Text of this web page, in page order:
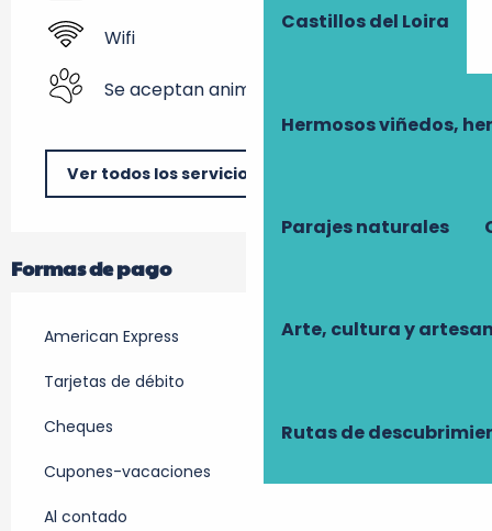
Castillos del Loira
Hermosos viñedos,
Parajes naturales
Arte, cultura y
Rutas de
Wifi
Se aceptan animales
Ver todos los servicios
Formas de pago
American Express
Tarjetas de débito
Cheques
Cupones-vacaciones
Al contado